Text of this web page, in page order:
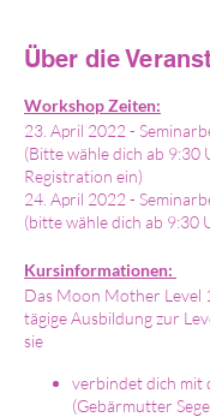
Über die
Workshop Zeiten:
23. April 2022 -
(Bitte wähle dich ab 9:30
Registration ein)
24. April 2022 -
(bitte wähle dich ab 9:30
Kursinformationen:
Das Moon Mother Level
tägige Ausbildung zur
sie
verbindet dich mit
(Gebärmutter